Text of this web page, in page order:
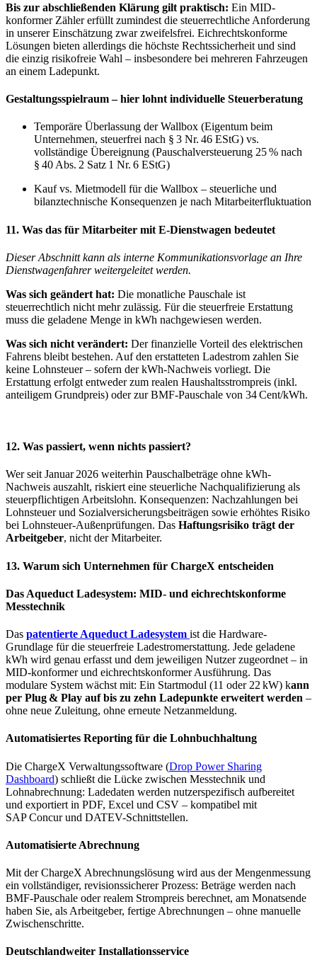
Bis zur abschließenden Klärung gilt praktisch: Ein MID-
konformer Zähler erfüllt zumindest die steuerrechtliche Anforderung
in unserer Einschätzung zwar zweifelsfrei. Eichrechtskonforme
Lösungen bieten allerdings die höchste Rechtssicherheit und sind
die einzig risikofreie Wahl – insbesondere bei mehreren Fahrzeugen
an einem Ladepunkt.
Gestaltungsspielraum – hier lohnt individuelle Steuerberatung
Temporäre Überlassung der Wallbox (Eigentum beim
Unternehmen, steuerfrei nach § 3 Nr. 46 EStG) vs.
vollständige Übereignung (Pauschalversteuerung 25 % nach
§ 40 Abs. 2 Satz 1 Nr. 6 EStG)
Kauf vs. Mietmodell für die Wallbox – steuerliche und
bilanztechnische Konsequenzen je nach Mitarbeiterfluktuation
11. Was das für Mitarbeiter mit E-Dienstwagen bedeutet
Dieser Abschnitt kann als interne Kommunikationsvorlage an Ihre
Dienstwagenfahrer weitergeleitet werden.
Was sich geändert hat: Die monatliche Pauschale ist
steuerrechtlich nicht mehr zulässig. Für die steuerfreie Erstattung
muss die geladene Menge in kWh nachgewiesen werden.
Was sich nicht verändert: Der finanzielle Vorteil des elektrischen
Fahrens bleibt bestehen. Auf den erstatteten Ladestrom zahlen Sie
keine Lohnsteuer – sofern der kWh-Nachweis vorliegt. Die
Erstattung erfolgt entweder zum realen Haushaltsstrompreis (inkl.
anteiligem Grundpreis) oder zur BMF-Pauschale von 34 Cent/kWh.
12. Was passiert, wenn nichts passiert?
Wer seit Januar 2026 weiterhin Pauschalbeträge ohne kWh-
Nachweis auszahlt, riskiert eine steuerliche Nachqualifizierung als
steuerpflichtigen Arbeitslohn. Konsequenzen: Nachzahlungen bei
Lohnsteuer und Sozialversicherungsbeiträgen sowie erhöhtes Risiko
bei Lohnsteuer-Außenprüfungen. Das Haftungsrisiko trägt der
Arbeitgeber, nicht der Mitarbeiter.
13. Warum sich Unternehmen für ChargeX entscheiden
Das Aqueduct Ladesystem: MID- und eichrechtskonforme
Messtechnik
Das patentierte Aqueduct Ladesystem ist die Hardware-
Grundlage für die steuerfreie Ladestromerstattung. Jede geladene
kWh wird genau erfasst und dem jeweiligen Nutzer zugeordnet – in
MID-konformer und eichrechtskonformer Ausführung. Das
modulare System wächst mit: Ein Startmodul (11 oder 22 kW) kann
per Plug & Play auf bis zu zehn Ladepunkte erweitert werden –
ohne neue Zuleitung, ohne erneute Netzanmeldung.
Automatisiertes Reporting für die Lohnbuchhaltung
Die ChargeX Verwaltungssoftware (Drop Power Sharing
Dashboard) schließt die Lücke zwischen Messtechnik und
Lohnabrechnung: Ladedaten werden nutzerspezifisch aufbereitet
und exportiert in PDF, Excel und CSV – kompatibel mit
SAP Concur und DATEV-Schnittstellen.
Automatisierte Abrechnung
Mit der ChargeX Abrechnungslösung wird aus der Mengenmessung
ein vollständiger, revisionssicherer Prozess: Beträge werden nach
BMF-Pauschale oder realem Strompreis berechnet, am Monatsende
haben Sie, als Arbeitgeber, fertige Abrechnungen – ohne manuelle
Zwischenschritte.
Deutschlandweiter Installationsservice